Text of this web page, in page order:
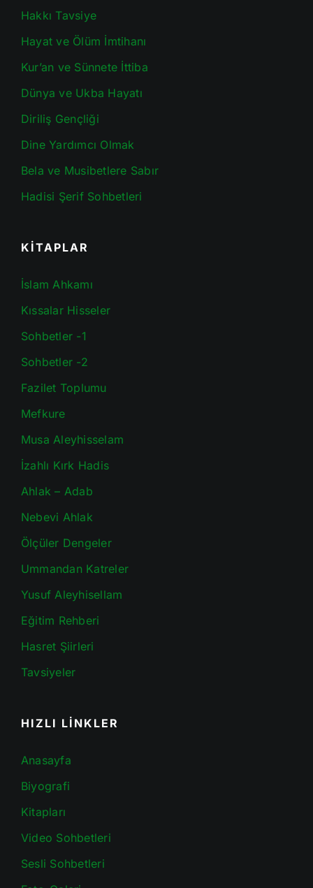
Hakkı Tavsiye
Hayat ve Ölüm İmtihanı
Kur’an ve Sünnete İttiba
Dünya ve Ukba Hayatı
Diriliş Gençliği
Dine Yardımcı Olmak
Bela ve Musibetlere Sabır
Hadisi Şerif Sohbetleri
KİTAPLAR
İslam Ahkamı
Kıssalar Hisseler
Sohbetler -1
Sohbetler -2
Fazilet Toplumu
Mefkure
Musa Aleyhisselam
İzahlı Kırk Hadis
Ahlak – Adab
Nebevi Ahlak
Ölçüler Dengeler
Ummandan Katreler
Yusuf Aleyhisellam
Eğitim Rehberi
Hasret Şiirleri
Tavsiyeler
HIZLI LİNKLER
Anasayfa
Biyografi
Kitapları
Video Sohbetleri
Sesli Sohbetleri